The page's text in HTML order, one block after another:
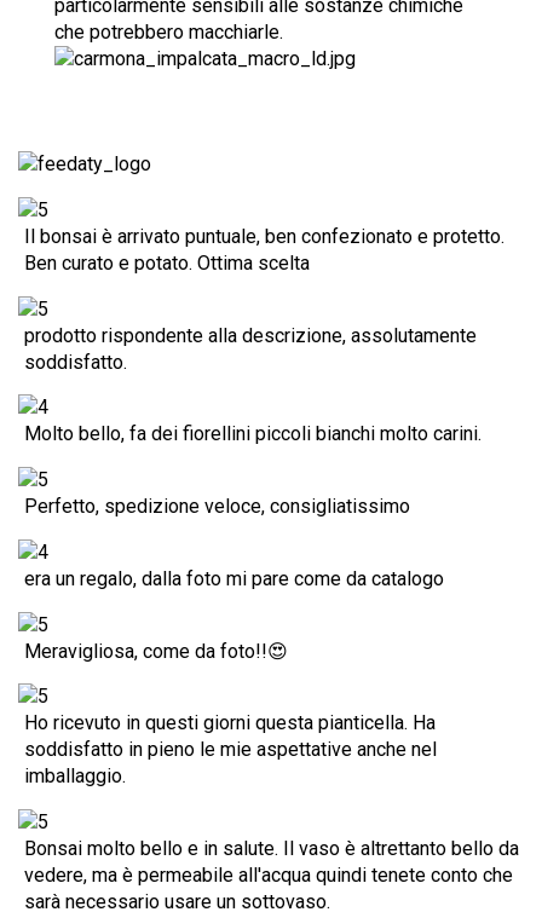
particolarmente sensibili alle sostanze chimiche
che potrebbero macchiarle.
Il bonsai è arrivato puntuale, ben confezionato e protetto.
Ben curato e potato. Ottima scelta
prodotto rispondente alla descrizione, assolutamente
soddisfatto.
Molto bello, fa dei fiorellini piccoli bianchi molto carini.
Perfetto, spedizione veloce, consigliatissimo
era un regalo, dalla foto mi pare come da catalogo
Meravigliosa, come da foto!!😍
Ho ricevuto in questi giorni questa pianticella. Ha
soddisfatto in pieno le mie aspettative anche nel
imballaggio.
Bonsai molto bello e in salute. Il vaso è altrettanto bello da
vedere, ma è permeabile all'acqua quindi tenete conto che
sarà necessario usare un sottovaso.